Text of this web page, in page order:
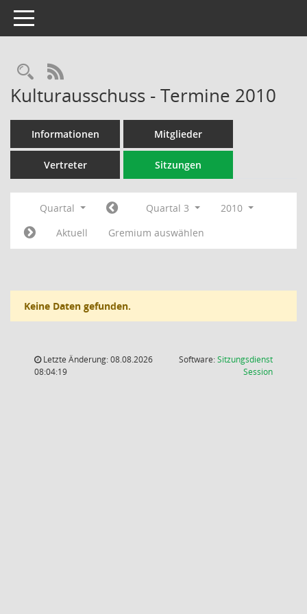
Toggle navigation
Rechercheauswahl
RSS-Feed
Kulturausschuss - Termine 2010
Informationen Mitglieder
Vertreter Sitzungen
Quartal Quartal 3
2010
Aktuell
Gremium auswählen
Keine Daten gefunden.
Letzte Änderung: 08.08.2026
08:04:19
Software:Sitzungsdienst
Session(Wird in